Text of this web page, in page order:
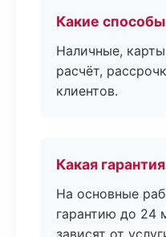
Какие
Наличные,
расчёт,
клиентов.
Какая
На основные
гарантию до 24
зависят от